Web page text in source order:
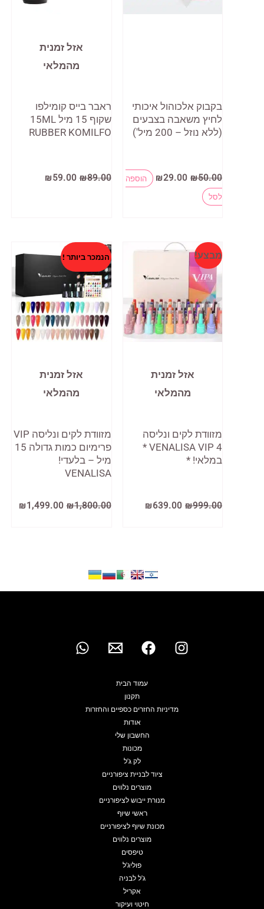
בקבוק אלכוהול איכותי
לחיץ משאבה בצבעים
(ללא נוזל – 200 מיל')
₪50.00
המחיר
₪29.00
המחיר
הנוכחי
הוספה
לסל
למוצר
מספר
סוגים.
ניתן
לבחור
את
האפשרויות
המוצר
אזל זמנית
מהמלאי
ראבר בייס קומילפו
שקוף 15 מיל 15ML
RUBBER KOMILFO
₪89.00
המחיר
₪59.00
מבצע!
אזל זמנית
מהמלאי
מזוודת לקים ונליסה
VENALISA VIP 4 *
במלאי! *
₪999.00
המחיר
המקורי
₪639.00
הנמכר ביותר !
אזל זמנית
מהמלאי
מזוודת לקים ונליסה VIP
פרימיום כמות גדולה 15
מיל – בלעדי!
VENALISA
₪1,800.00
המחיר
המקורי
₪1,499.00
עמוד הבית
תקנון
מדיניות החזרים כספיים והחזרות
אודות
החשבון שלי
מכונות
לק ג'ל
ציוד לבניית ציפורניים
מוצרים נלווים
מנורת ייבוש לציפורניים
ראשי שיוף
מכונת שיוף לציפורניים
מוצרים נלווים
טיפסים
פוליג'ל
ג'ל לבניה
אקריל
חיטוי ועיקור